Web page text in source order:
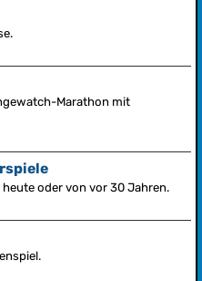
Marathon mit
heute oder von vor 30 Jahren.